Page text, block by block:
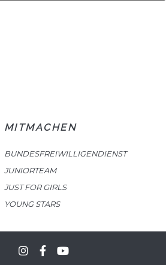
MITMACHEN
BUNDESFREIWILLIGENDIENST
JUNIORTEAM
JUST FOR GIRLS
YOUNG STARS